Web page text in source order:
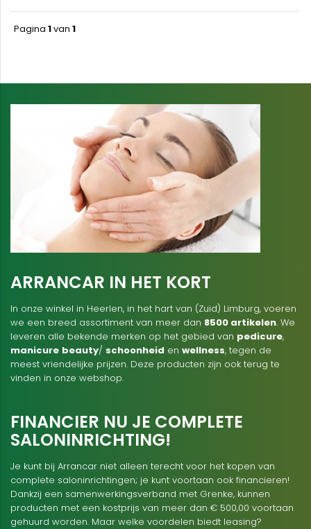
Pagina 1van 1
ARRANCAR IN HET KORT
In onze winkel in Heerlen, in het hart van (Zuid) Limburg, voeren
we een breed assortiment van meer dan 8500 artikelen. We
leveren alle bekende merken op het gebied van pedicure,
manicure beauty/ schoonheid en wellness, tegen de
meest vriendelijke prijzen. Deze producten zijn ook terug te
vinden in onze webshop.
FINANCIER NU JE COMPLETE
SALONINRICHTING!
Je kunt bij Arrancar niet alleen terecht voor het kopen van
complete saloninrichtingen; je kunt voortaan ook financieren!
Dankzij een samenwerkingsverband met Grenke, kunnen
producten met een kostprijs van meer dan € 500,00 voortaan
gehuurd worden. Maar welke voordelen biedt leasing?